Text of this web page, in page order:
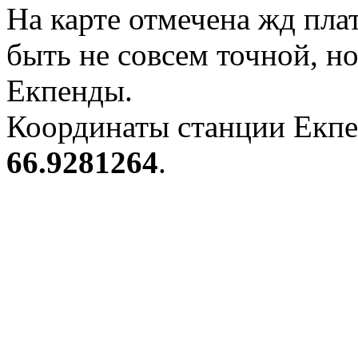
На карте отмечена жд
быть не совсем точной,
Екпенды.
Координаты станции
66.9281264.